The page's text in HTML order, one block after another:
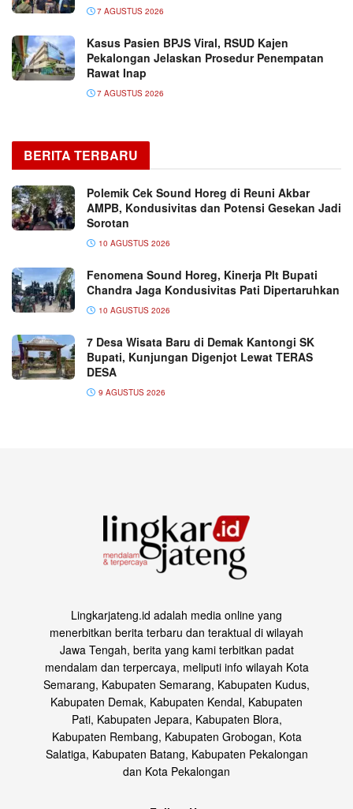
7 AGUSTUS 2026
Kasus Pasien BPJS Viral, RSUD Kajen
Pekalongan Jelaskan Prosedur Penempatan
Rawat Inap
7 AGUSTUS 2026
BERITA TERBARU
Polemik Cek Sound Horeg di Reuni Akbar
AMPB, Kondusivitas dan Potensi Gesekan Jadi
Sorotan
10 AGUSTUS 2026
Fenomena Sound Horeg, Kinerja Plt Bupati
Chandra Jaga Kondusivitas Pati Dipertaruhkan
10 AGUSTUS 2026
7 Desa Wisata Baru di Demak Kantongi SK
Bupati, Kunjungan Digenjot Lewat TERAS
DESA
9 AGUSTUS 2026
Lingkarjateng.id adalah media online yang
menerbitkan berita terbaru dan teraktual di wilayah
Jawa Tengah, berita yang kami terbitkan padat
mendalam dan terpercaya, meliputi info wilayah Kota
Semarang, Kabupaten Semarang, Kabupaten Kudus,
Kabupaten Demak, Kabupaten Kendal, Kabupaten
Pati, Kabupaten Jepara, Kabupaten Blora,
Kabupaten Rembang, Kabupaten Grobogan, Kota
Salatiga, Kabupaten Batang, Kabupaten Pekalongan
dan Kota Pekalongan